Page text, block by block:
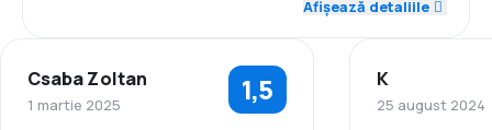
Rețeaua de conexiuni
Afișează detaliile
Csaba Zoltan
1 martie 2025 1,5 K
25 august 2024